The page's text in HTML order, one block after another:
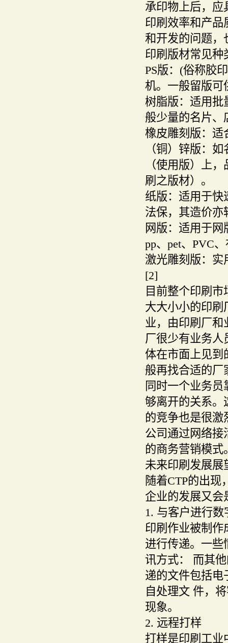
承印物上后，应
印刷效率和产品
和开发的问题，
印刷版材常见种
PS版：(俗称胶
机。一般留版可
树脂版：适用批
般少量的名片、
橡皮雕刻版：适
（铜）锌版：
（使用版）上
刷之版材）。
纸版：适用于快
法保，其造价亦
网版：适用于
pp、pet、PVC
激光雕刻版：实
[2]
目前整个印刷
大大小小的印刷
业，由印刷厂和
厂很少有业务人
体在市面上见到
般再找合适的厂
同时一个业务
够离开的关系。
的竞争也是很
公司通过网络接
的商务营销模式
未来印刷发展展
随着CTP的出
企业的发展又会
1. 与客户进行数
印刷作业被制作
进行传递。一些
讯方式： 而其
递的文件包括电
自处理文 件，
现象。
2. 远程打样
打样是印刷工业